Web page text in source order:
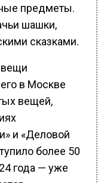
предметы.
шашки,
сказками.
вещи
в Москве
вещей,
и «Деловой
более 50
года — уже